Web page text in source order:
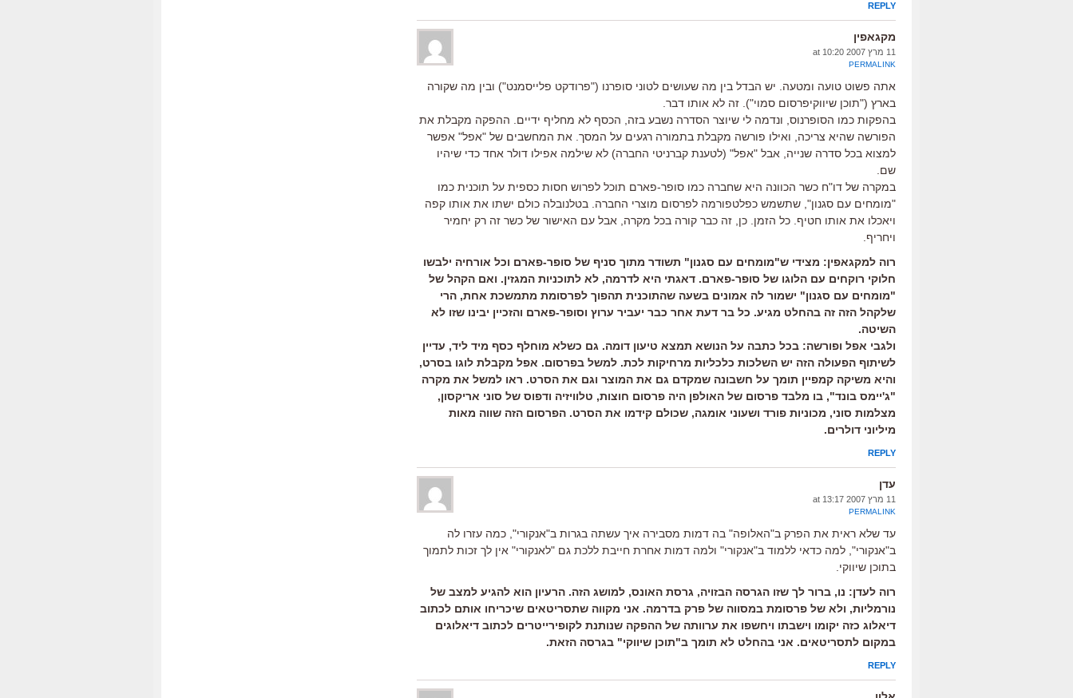
REPLY
מקגאפין
11 מרץ 2007 at 10:20
PERMALINK
אתה פשוט טועה ומטעה. יש הבדל בין מה שעושים לטוני סופרנו ("פרודקט פלייסמנט") ובין מה שקורה
בארץ ("תוכן שיווקיפרסום סמוי"). זה לא אותו דבר.
בהפקות כמו הסופרנוס, ונדמה לי שיוצר הסדרה נשבע בזה, הכסף לא מחליף ידיים. ההפקה מקבלת את
הפורשה שהיא צריכה, ואילו פורשה מקבלת בתמורה רגעים על המסך. את המחשבים של "אפל" אפשר
למצוא בכל סדרה שנייה, אבל "אפל" (לטענת קברניטי החברה) לא שילמה אפילו דולר אחד כדי שיהיו
שם.
במקרה של דו"ח כשר הכוונה היא שחברה כמו סופר-פארם תוכל לפרוש חסות כספית על תוכנית כמו
"מומחים עם סגנון", שתשמש כפלטפורמה לפרסום מוצרי החברה. בטלנובלה כולם ישתו את אותו קפה
ויאכלו את אותו חטיף. כל הזמן. כן, זה כבר קורה בכל מקרה, אבל עם האישור של כשר זה רק יחמיר
ויחריף.
רוה למקגאפין: מצידי ש"מומחים עם סגנון" תשודר מתוך סניף של סופר-פארם וכל אורחיה ילבשו
חלוקי רוקחים עם הלוגו של סופר-פארם. דאגתי היא לדרמה, לא לתוכניות המגזין. ואם הקהל של
"מומחים עם סגנון" ישמור לה אמונים בשעה שהתוכנית תהפוך לפרסומת מתמשכת אחת, הרי
שלקהל הזה זה בהחלט מגיע. כל בר דעת אחר כבר יעביר ערוץ וסופר-פארם והזכיין יבינו שזו לא
השיטה.
ולגבי אפל ופורשה: בכל כתבה על הנושא תמצא טיעון דומה. גם כשלא מוחלף כסף מיד ליד, עדיין
לשיתוף הפעולה הזה יש השלכות כלכליות מרחיקות לכת. למשל בפרסום. אפל מקבלת לוגו בסרט,
והיא משיקה קמפיין תומך על חשבונה שמקדם גם את המוצר וגם את הסרט. ראו למשל את מקרה
"ג'יימס בונד", בו מלבד פרסום של האולפן היה פרסום חוצות, טלוויזיה ודפוס של סוני אריקסון,
מצלמות סוני, מכוניות פורד ושעוני אומגה, שכולם קידמו את הסרט. הפרסום הזה שווה מאות
מיליוני דולרים.
REPLY
עדן
11 מרץ 2007 at 13:17
PERMALINK
עד שלא ראית את הפרק ב"האלופה" בה דמות מסבירה איך עשתה בגרות ב"אנקורי", כמה עזרו לה
ב"אנקורי", למה כדאי ללמוד ב"אנקורי" ולמה דמות אחרת חייבת ללכת גם "לאנקורי" אין לך זכות לתמוך
בתוכן שיווקי.
רוה לעדן: נו, ברור לך שזו הגרסה הבזויה, גרסת האונס, למושג הזה. הרעיון הוא להגיע למצב של
נורמליות, ולא של פרסומת במסווה של פרק בדרמה. אני מקווה שתסריטאים שיכריחו אותם לכתוב
דיאלוג כזה יקומו וישבתו ויחשפו את ערוותה של ההפקה שנותנת לקופירייטרים לכתוב דיאלוגים
במקום לתסריטאים. אני בהחלט לא תומך ב"תוכן שיווקי" בגרסה הזאת.
REPLY